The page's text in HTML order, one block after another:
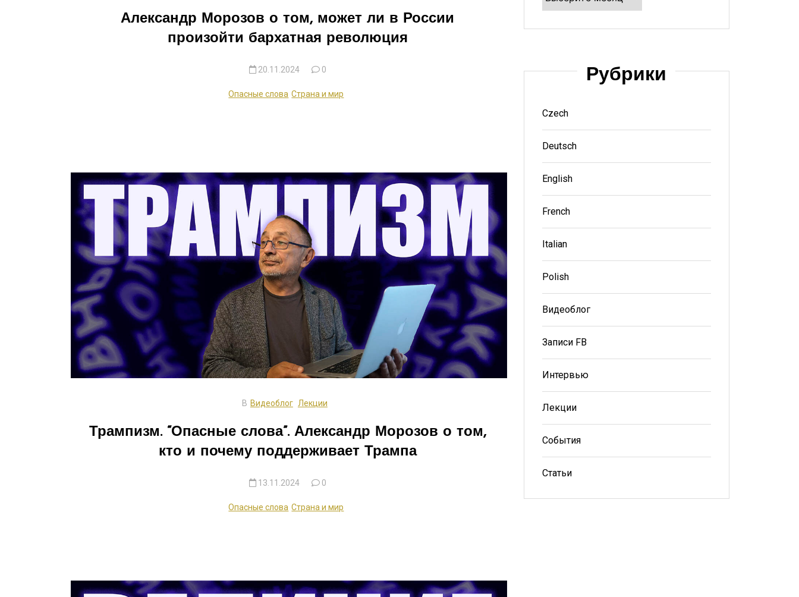
Александр Морозов о том, может ли в России
произойти бархатная революция
20.11.2024 0
Опасные слова Страна и мир
В Видеоблог Лекции
Трампизм. “Опасные слова”. Александр Морозов о том,
кто и почему поддерживает Трампа
13.11.2024 0
Опасные слова Страна и мир
Рубрики
Czech
Deutsch
English
French
Italian
Polish
Видеоблог
Записи FB
Интервью
Лекции
События
Статьи